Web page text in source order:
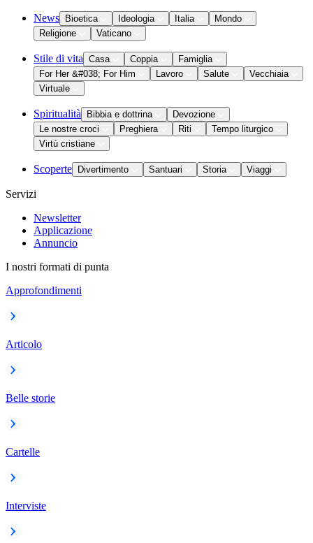
News Bioetica Ideologia Italia
Mondo
Religione
Vaticano
Stile di vita Casa Coppia
Famiglia
For Her &#038; For Him
Lavoro Salute
Vecchiaia
Virtuale
Spiritualità Bibbia e dottrina
Devozione
Le nostre croci
Preghiera Riti
Tempo liturgico
Virtù cristiane
Scoperte Divertimento Santuari Storia Viaggi
Servizi
Newsletter
Applicazione
Annuncio
I nostri formati di punta
Approfondimenti
Articolo
Belle storie
Cartelle
Interviste